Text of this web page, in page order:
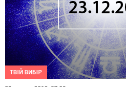
ТВІЙ ВИБІР